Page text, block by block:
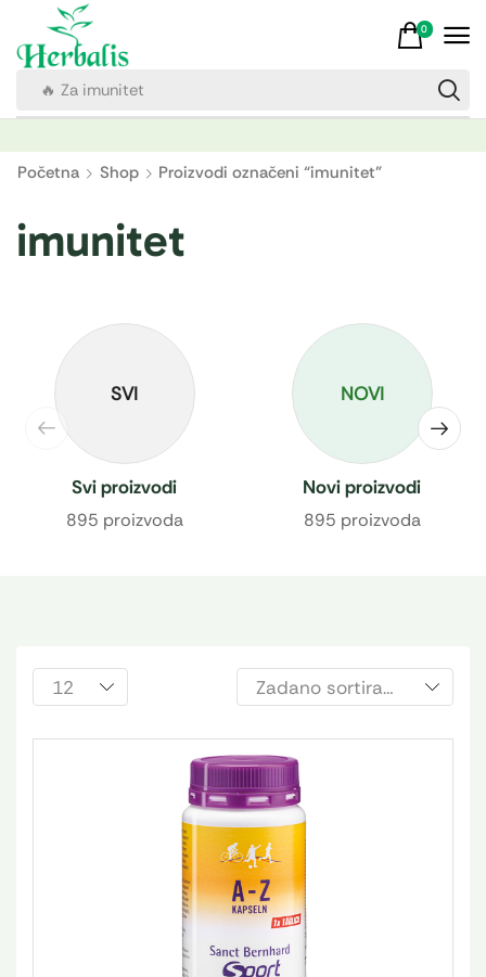
🔥 Za imunitet
0
Početna Shop Proizvodi označeni “imunitet”
imunitet
SVI
Svi proizvodi
895 proizvoda
NOVI
Novi proizvodi
895 proizvoda